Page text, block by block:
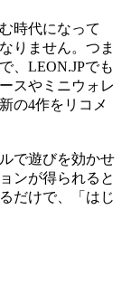
時代になって
りません。つま
、LEON.JPでも
スやミニウォレ
の4作をリコメ
で遊びを効かせ
ンが得られると
だけで、「はじ